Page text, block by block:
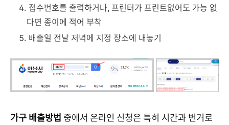
접수번호를 출력하거나, 프린터가 프린트없어도 가능 없
다면 종이에 적어 부착
배출일 전날 저녁에 지정 장소에 내놓기
가구 배출방법 중에서 온라인 신청은 특히 시간과 번거로